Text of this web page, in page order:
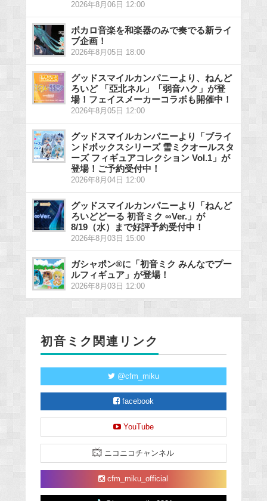
2026年8月06日 12:00
ボカロ音楽を和楽器のみで奏でる新ライ
ブ企画！
2026年8月05日 18:00
グッドスマイルカンパニーより、ねんど
ろいど 「亞北ネル」「弱音ハク」が登
場！フェイスメーカーコラボも開催中！
2026年8月05日 12:00
グッドスマイルカンパニーより「ブライ
ンドボックスシリーズ 雪ミクオールスタ
ーズ フィギュアコレクション Vol.1」が
登場！ご予約受付中！
2026年8月04日 12:00
グッドスマイルカンパニーより「ねんど
ろいどどーる 初音ミク ∞Ver.」が
8/19（水）まで好評予約受付中！
2026年8月03日 15:00
ガシャポン®に「初音ミク みんなでプー
ルフィギュア」が登場！
2026年8月03日 12:00
初音ミク関連リンク
@cfm_miku
facebook
YouTube
ニコニコチャンネル
cfm_miku_official